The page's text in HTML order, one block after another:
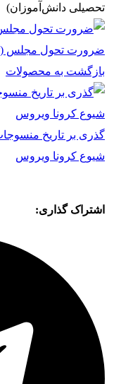
تحصیلی دانش‌آموزان)
ضرورت تحول مجلس
بازگشت به محصولات
گذری بر تاریخ
شیوع کرونا ویروس
اشتراک گذاری: